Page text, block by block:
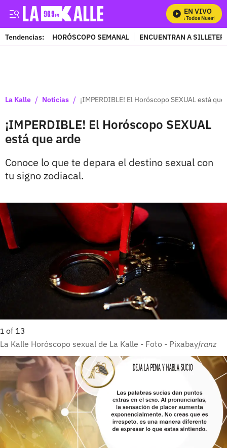
EN VIVO
Mira Todos Nuestros
Tendencias: HORÓSCOPO SEMANAL ENCUENTRAN A
La Kalle / Noticias / ¡IMPERDIBLE! El Horóscopo SEXUAL está
¡IMPERDIBLE! El Horóscopo SEXUAL
está que arde
Conoce lo que te depara el destino sexual con
tu signo zodiacal.
1 of 13
La Kalle Horóscopo sexual de La Kalle - Foto - Pixabayfranz